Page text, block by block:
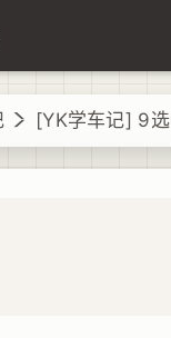
[YK学车记] 9选